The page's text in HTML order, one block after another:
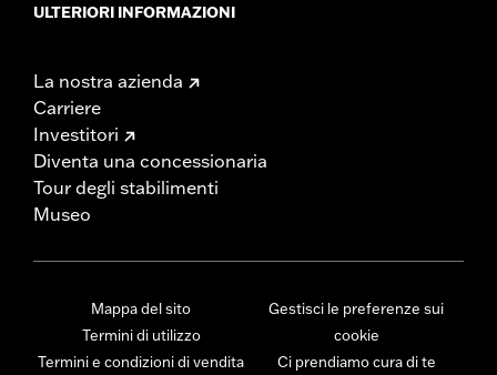
ULTERIORI INFORMAZIONI
La nostra azienda
Carriere
Investitori
Diventa una concessionaria
Tour degli stabilimenti
Museo
Mappa del sito
Termini di utilizzo
Termini e condizioni di vendita
Gestisci le preferenze sui
cookie
Ci prendiamo cura di te